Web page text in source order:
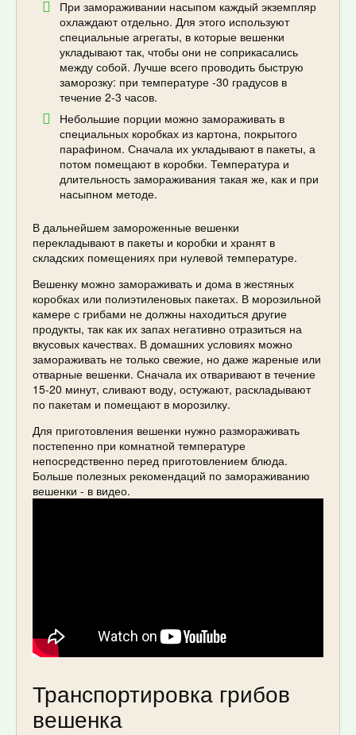
При замораживании насыпом каждый экземпляр
охлаждают отдельно. Для этого используют
специальные агрегаты, в которые вешенки
укладывают так, чтобы они не соприкасались
между собой. Лучше всего проводить быструю
заморозку: при температуре -30 градусов в
течение 2-3 часов.
Небольшие порции можно замораживать в
специальных коробках из картона, покрытого
парафином. Сначала их укладывают в пакеты, а
потом помещают в коробки. Температура и
длительность замораживания такая же, как и при
насыпном методе.
В дальнейшем замороженные вешенки
перекладывают в пакеты и коробки и хранят в
складских помещениях при нулевой температуре.
Вешенку можно замораживать и дома в жестяных
коробках или полиэтиленовых пакетах. В морозильной
камере с грибами не должны находиться другие
продукты, так как их запах негативно отразиться на
вкусовых качествах. В домашних условиях можно
замораживать не только свежие, но даже жареные или
отварные вешенки. Сначала их отваривают в течение
15-20 минут, сливают воду, остужают, раскладывают
по пакетам и помещают в морозилку.
Для приготовления вешенки нужно размораживать
постепенно при комнатной температуре
непосредственно перед приготовлением блюда.
Больше полезных рекомендаций по замораживанию
вешенки - в видео.
Транспортировка грибов
вешенка